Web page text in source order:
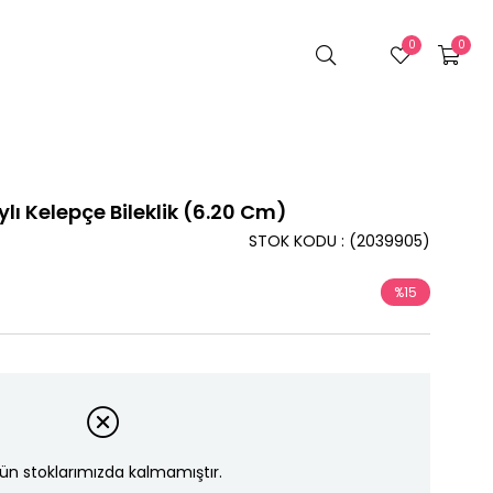
0
0
Kelepçe Bileklik (6.20 Cm)
(2039905)
STOK KODU
%15
stoklarımızda kalmamıştır.